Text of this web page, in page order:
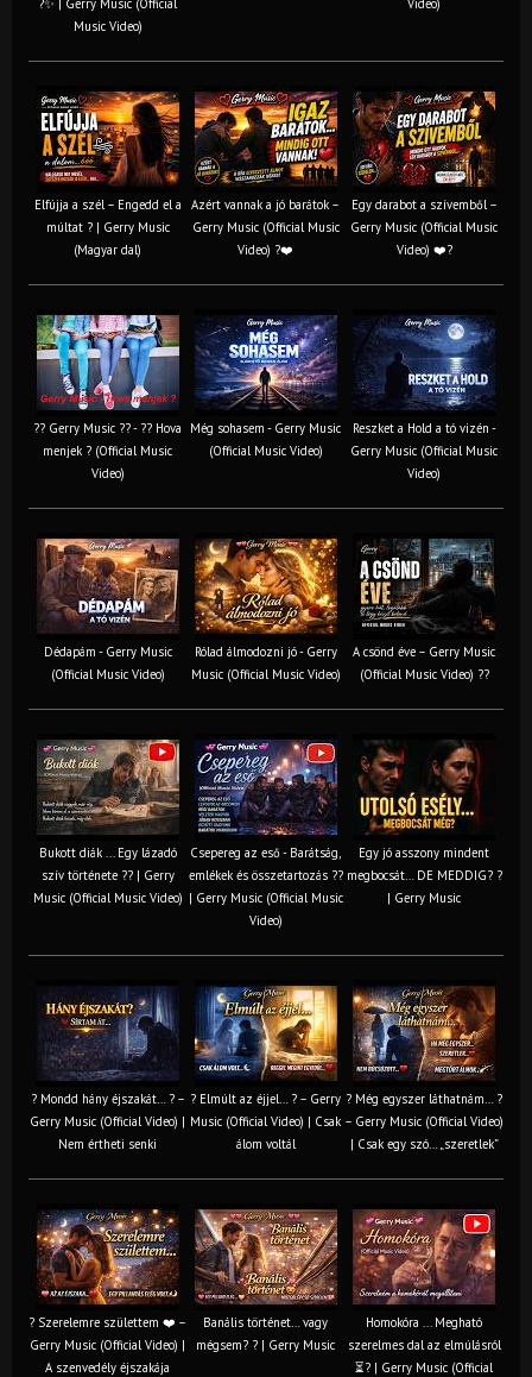
Music Video)
Elfújja a szél – Engedd el a
múltat ? | Gerry Music
(Magyar dal)
Azért vannak a jó barátok –
Gerry Music (Official Music
Video) ?❤️
Egy darabot a szívemből –
Gerry Music (Official Music
Video) ❤️?
?? Gerry Music ?? - ?? Hova
menjek ? (Official Music
Video)
Még sohasem - Gerry Music
(Official Music Video)
Reszket a Hold a tó vizén -
Gerry Music (Official Music
Video)
Dédapám - Gerry Music
(Official Music Video)
Rólad álmodozni jó - Gerry
Music (Official Music Video)
A csönd éve – Gerry Music
(Official Music Video) ??
Bukott diák ... Egy lázadó
szív története ?? | Gerry
Music (Official Music Video)
Csepereg az eső - Barátság,
emlékek és összetartozás ?️?
| Gerry Music (Official Music
Video)
Egy jó asszony mindent
megbocsát… DE MEDDIG? ?
| Gerry Music
? Mondd hány éjszakát… ? –
Gerry Music (Official Video) |
Nem értheti senki
? Elmúlt az éjjel… ? – Gerry
Music (Official Video) | Csak
álom voltál
? Még egyszer láthatnám… ?
– Gerry Music (Official Video)
| Csak egy szó… „szeretlek”
? Szerelemre születtem ❤️ –
Gerry Music (Official Video) |
A szenvedély éjszakája
Banális történet… vagy
mégsem? ? | Gerry Music
Homokóra ... Megható
szerelmes dal az elmúlásról
⏳? | Gerry Music (Official